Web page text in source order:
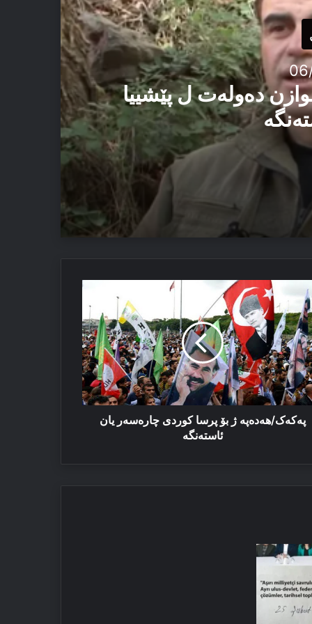
دەولەت ل پێشییا
ئاستەنگە
دا
پەکەک/هەدەپە ژ بۆ پرسا کوردی چارەسەر یان
ئاستەنگە